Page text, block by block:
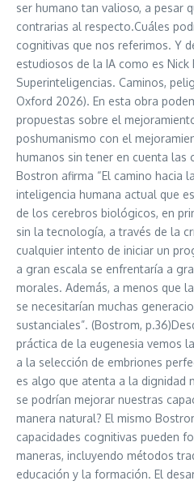
ser humano tan valioso, a pesar
contrarias al respecto.Cuáles
cognitivas que nos referimos. Y
estudiosos de la IA como es Nick
Superinteligencias. Caminos,
Oxford 2026). En esta obra
propuestas sobre el
poshumanismo con el
humanos sin tener en cuenta las
Bostron afirma “El camino hacia
inteligencia humana actual que
de los cerebros biológicos, en
sin la tecnología, a través de la
cualquier intento de iniciar un
a gran escala se enfrentaría a
morales. Además, a menos que
se necesitarían muchas
sustanciales”. (Bostrom,
práctica de la eugenesia vemos
a la selección de embriones
es algo que atenta a la dignidad
se podrían mejorar nuestras
manera natural? El mismo
capacidades cognitivas pueden
maneras, incluyendo métodos
educación y la formación. El